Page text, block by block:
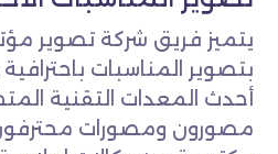
يتميز فريق شركة تصوير
بتصوير المناسبات
أحدث المعدات التقنية
مصورون ومصورات